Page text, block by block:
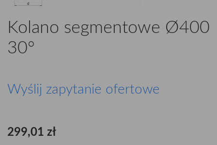
Kolano segmentowe Ø400
30°
Wyślij zapytanie ofertowe
299,01 zł